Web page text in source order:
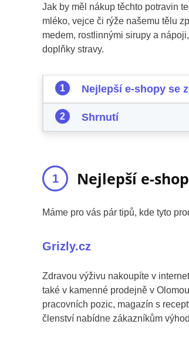
Jak by měl nákup těchto potravin
mléko, vejce či rýže našemu tělu
medem, rostlinnými sirupy a
doplňky stravy.
Nejlepší e-shopy se
Shrnutí
Nejlepší e-
Máme pro vás pár tipů, kde tyto
Grizly.cz
Zdravou výživu nakoupíte v
také v kamenné prodejně v
pracovních pozic, magazín s
členství nabídne zákazníkům